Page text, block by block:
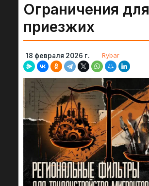
Ограничения для
приезжих
18 февраля 2026 г. Rybar